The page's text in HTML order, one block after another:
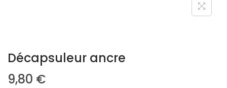
Décapsuleur ancre
9,80 €